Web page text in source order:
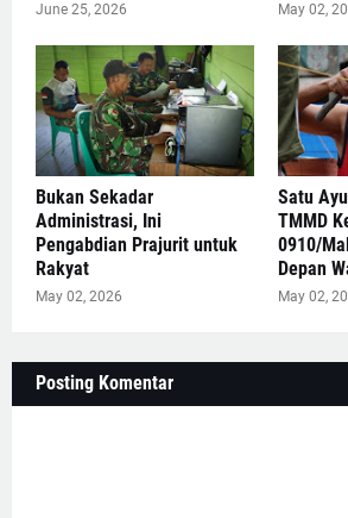
June 25, 2026 May 02,
Bukan Sekadar
Administrasi, Ini
Pengabdian Prajurit untuk
Rakyat
May 02, 2026
Satu
TMMD
0910/
Depan
May 02,
Posting Komentar